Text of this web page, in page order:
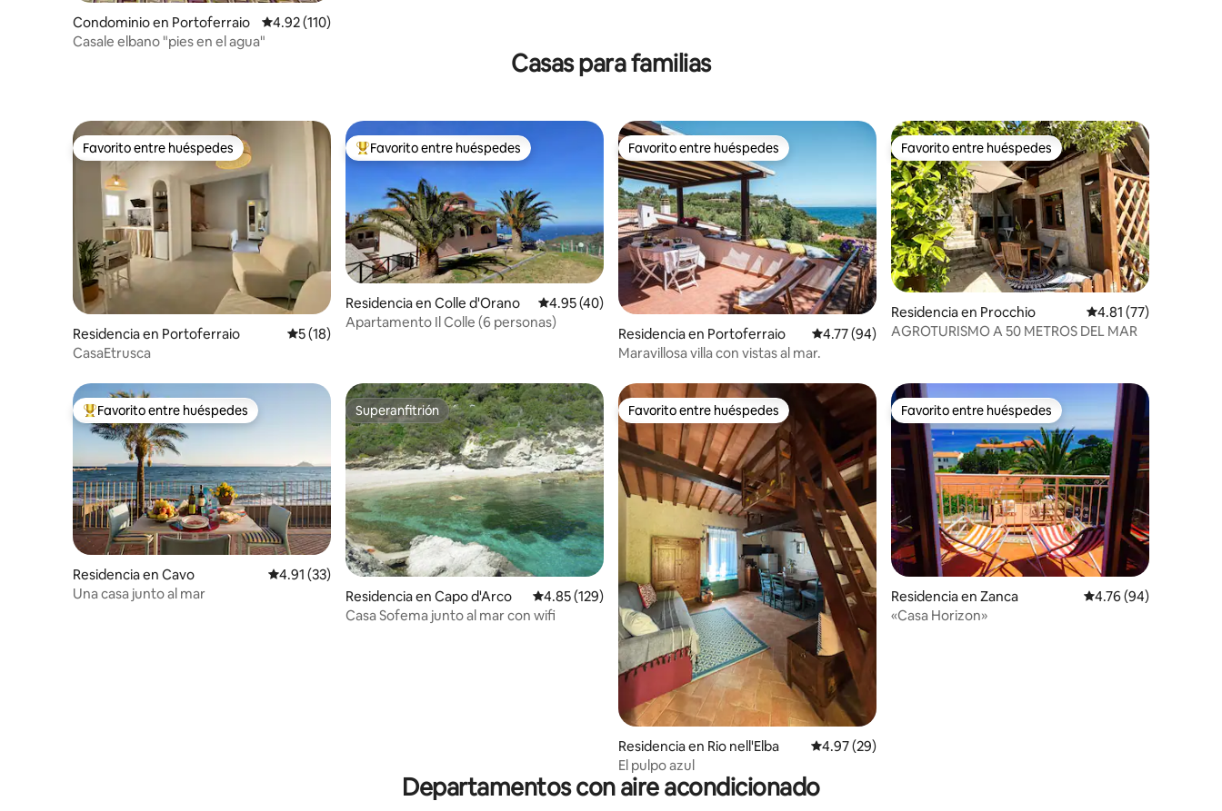
Condominio en Portoferraio Calificación promedio: 4.92 de 5; 110 evaluaciones
4.92 (110)
Casale elbano "pies en el agua"
Casas para familias
Favorito entre huéspedes
Favorito entre huéspedes
Residencia en Portoferraio Calificación promedio: 5 de 5; 18 evaluaciones
5 (18)
CasaEtrusca
De los mejores en Favorito entre huéspedes
Favorito entre huéspedes
Residencia en Colle d'Orano Calificación promedio: 4.95 de 5; 40 evaluaciones
4.95 (40)
Apartamento Il Colle (6 personas)
Favorito entre huéspedes
Favorito entre huéspedes
Residencia en Portoferraio Calificación promedio: 4.77 de 5; 94 evaluaciones
4.77 (94)
Maravillosa villa con vistas al mar.
Favorito entre huéspedes
Favorito entre huéspedes
Residencia en Procchio Calificación
4.81 (77)
AGROTURISMO A 50 METROS DEL MAR
De los mejores en Favorito entre huéspedes
Favorito entre huéspedes
Residencia en Cavo Calificación promedio: 4.91 de 5; 33 evaluaciones
4.91 (33)
Una casa junto al mar
Superanfitrión
Superanfitrión
Residencia en Capo d'Arco Calificación promedio: 4.85 de 5; 129 evaluaciones
4.85 (129)
Casa Sofema junto al mar con wifi
Favorito entre huéspedes
Favorito entre huéspedes
Residencia en Rio nell'Elba Calificación promedio: 4.97 de 5; 29 evaluaciones
4.97 (29)
El pulpo azul
Favorito entre huéspedes
Favorito entre huéspedes
Residencia en Zanca Calificación
4.76 (94)
«Casa Horizon»
Departamentos con aire acondicionado